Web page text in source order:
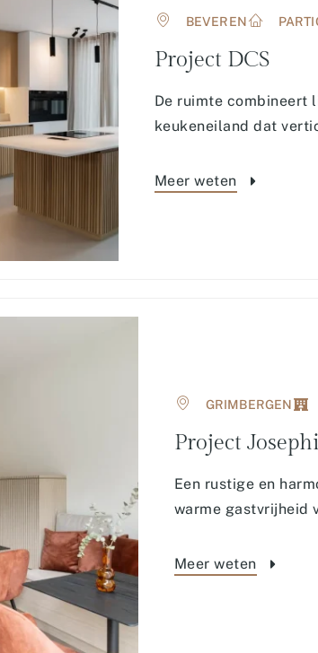
BEVEREN
Project DCS
De ruimte combineert
keukeneiland dat
Meer weten
GRIMBERGEN
Project
Een rustige en
warme gastvrijheid
Meer weten